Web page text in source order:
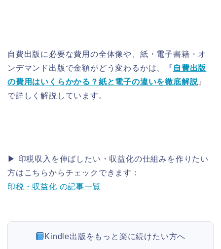
自費出版に必要な費用の全体像や、紙・電子書籍・オ
ンデマンド出版で金額がどう変わるかは、『 自費出版
の費用はいくらかかる？紙と電子の違いを徹底解説』
で詳しく解説しています。
▶ 印税収入を伸ばしたい・収益化の仕組みを作りたい
方はこちらからチェックできます：
印税・収益化 の記事一覧
Kindle出版をもっと楽に続けたい方へ